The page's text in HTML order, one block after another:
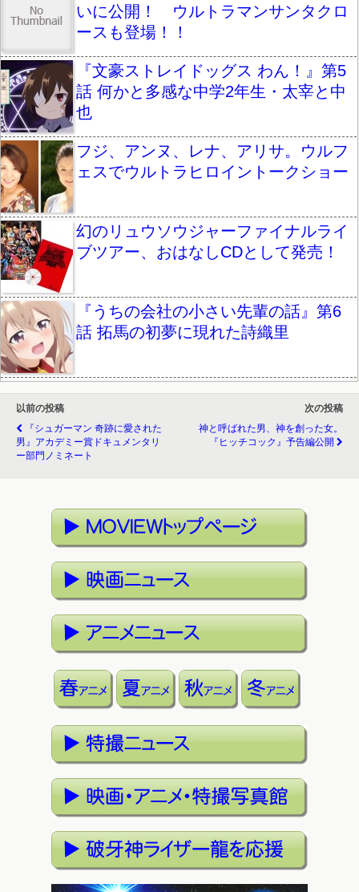
いに公開！ ウルトラマンサンタクロ
ースも登場！！
『文豪ストレイドッグス わん！』第5
話 何かと多感な中学2年生・太宰と中
也
フジ、アンヌ、レナ、アリサ。ウルフ
ェスでウルトラヒロイントークショー
幻のリュウソウジャーファイナルライ
ブツアー、おはなしCDとして発売！
『うちの会社の小さい先輩の話』第6
話 拓馬の初夢に現れた詩織里
以前の投稿
『シュガーマン 奇跡に愛された
男』アカデミー賞ドキュメンタリ
ー部門ノミネート
次の投稿
神と呼ばれた男、神を創った女。
『ヒッチコック』予告編公開